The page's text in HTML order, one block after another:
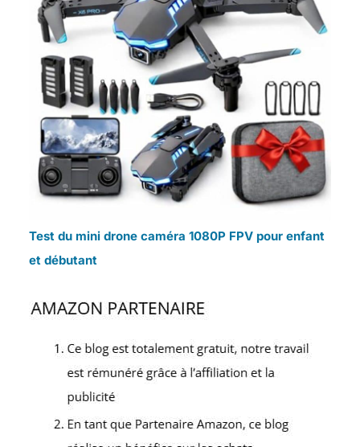
Test du mini drone caméra 1080P FPV pour enfant
et débutant